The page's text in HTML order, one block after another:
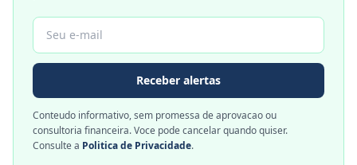
Receber alertas
Conteudo informativo, sem promessa de aprovacao ou
consultoria financeira. Voce pode cancelar quando quiser.
Consulte a Politica de Privacidade.